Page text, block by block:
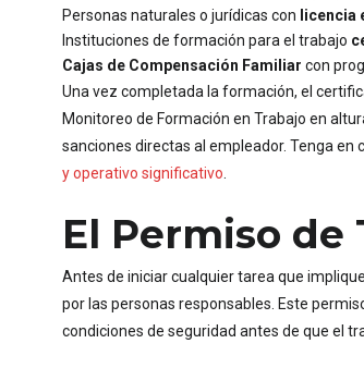
Personas naturales o jurídicas con licencia
Instituciones de formación para el trabajo
Cajas de Compensación Familiar con
Una vez completada la formación, el
Monitoreo de Formación en Trabajo en
sanciones directas al empleador. Tenga en
y operativo significativo
El Permiso de
Antes de iniciar cualquier tarea que
por las personas responsables. Este
condiciones de seguridad antes de que el